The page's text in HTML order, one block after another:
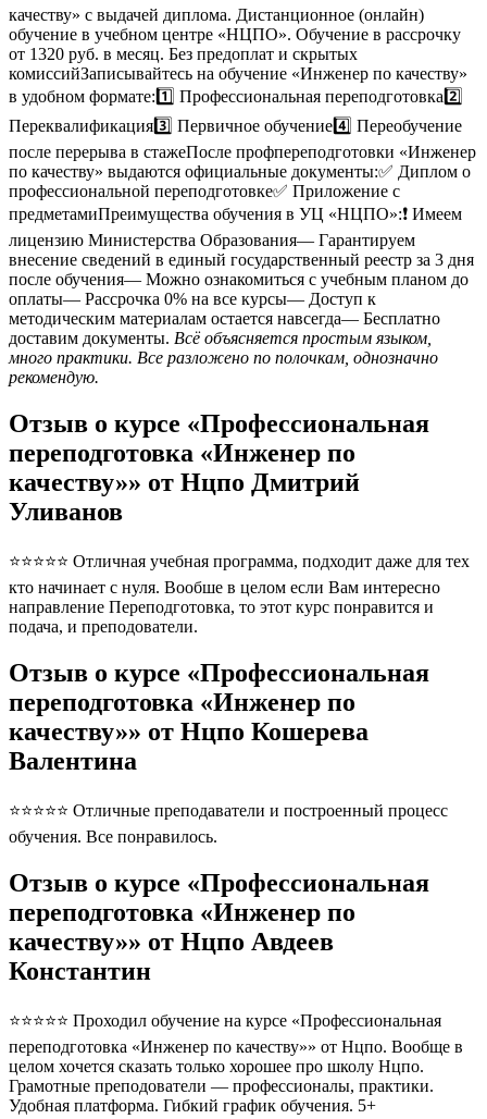
качеству» с выдачей диплома. Дистанционное (онлайн)
обучение в учебном центре «НЦПО». Обучение в рассрочку
от 1320 руб. в месяц. Без предоплат и скрытых
комиссийЗаписывайтесь на обучение «Инженер по качеству»
в удобном формате:1️⃣ Профессиональная переподготовка2️⃣
Переквалификация3️⃣ Первичное обучение4️⃣ Переобучение
после перерыва в стажеПосле профпереподготовки «Инженер
по качеству» выдаются официальные документы:✅ Диплом о
профессиональной переподготовке✅ Приложение с
предметамиПреимущества обучения в УЦ «НЦПО»:❗️ Имеем
лицензию Министерства Образования— Гарантируем
внесение сведений в единый государственный реестр за 3 дня
после обучения— Можно ознакомиться с учебным планом до
оплаты— Рассрочка 0% на все курсы— Доступ к
методическим материалам остается навсегда— Бесплатно
доставим документы. Всё объясняется простым языком,
много практики. Все разложено по полочкам, однозначно
рекомендую.
Отзыв о курсе «Профессиональная
переподготовка «Инженер по
качеству»» от Нцпо Дмитрий
Уливанов
⭐⭐⭐⭐⭐ Отличная учебная программа, подходит даже для тех
кто начинает с нуля. Вообше в целом если Вам интересно
направление Переподготовка, то этот курс понравится и
подача, и преподователи.
Отзыв о курсе «Профессиональная
переподготовка «Инженер по
качеству»» от Нцпо Кошерева
Валентина
⭐⭐⭐⭐⭐ Отличные преподаватели и построенный процесс
обучения. Все понравилось.
Отзыв о курсе «Профессиональная
переподготовка «Инженер по
качеству»» от Нцпо Авдеев
Константин
⭐⭐⭐⭐⭐ Проходил обучение на курсе «Профессиональная
переподготовка «Инженер по качеству»» от Нцпо. Вообще в
целом хочется сказать только хорошее про школу Нцпо.
Грамотные преподователи — профессионалы, практики.
Удобная платформа. Гибкий график обучения. 5+